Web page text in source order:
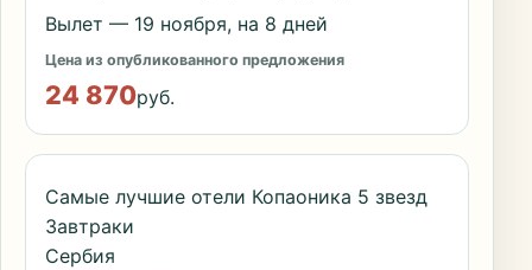
Вылет — 19 ноября, на 8 дней
Цена из опубликованного предложения
24 870руб.
Самые лучшие отели Копаоника 5 звезд
Завтраки
Сербия